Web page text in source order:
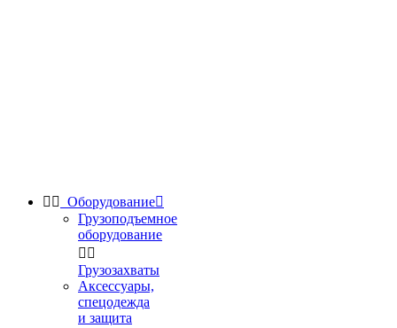
  Оборудование
Грузоподъемное
оборудование
 
Грузозахваты
Аксессуары,
спецодежда
и защита